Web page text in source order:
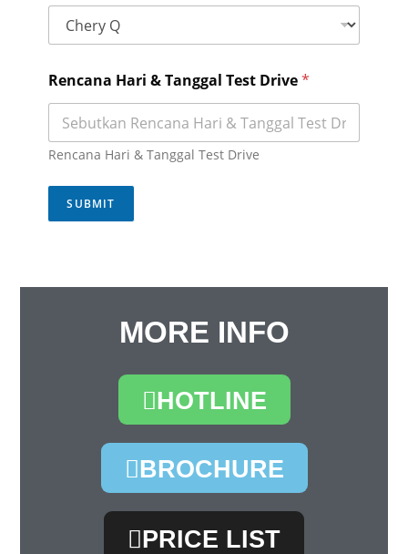
Rencana Hari & Tanggal Test Drive*
Rencana Hari & Tanggal Test Drive
SUBMIT
MORE INFO
HOTLINE
BROCHURE
PRICE LIST